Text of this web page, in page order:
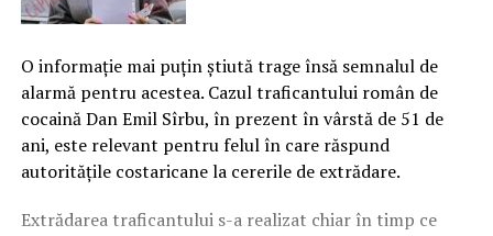
O informaţie mai puţin ştiută trage însă semnalul de
alarmă pentru acestea. Cazul traficantului român de
cocaină Dan Emil Sîrbu, în prezent în vârstă de 51 de
ani, este relevant pentru felul în care răspund
autorităţile costaricane la cererile de extrădare.
Extrădarea traficantului s-a realizat chiar în timp ce